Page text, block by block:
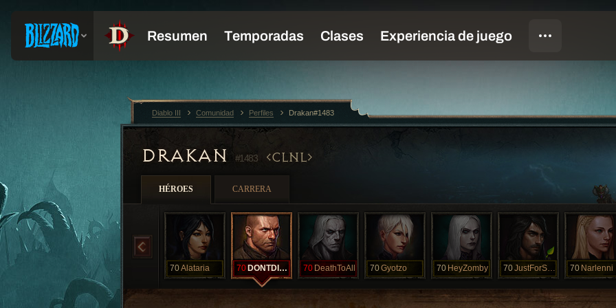
DRAKAN #1483 CLNL
HÉROES CARRERA
70Alataria 70 DONTDIEONME 70 DeathToAll 70Gyotzo 70 HeyZomby 70 JustForSets 70 Narlenni
Diablo III Comunidad Perfiles Drakan#1483